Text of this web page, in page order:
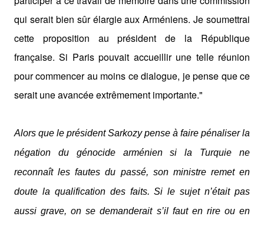
qui serait bien sûr élargie aux Arméniens. Je soumettrai
cette proposition au président de la République
française. Si Paris pouvait accueillir une telle réunion
pour commencer au moins ce dialogue, je pense que ce
serait une avancée extrêmement importante."
Alors que le président Sarkozy pense à faire pénaliser la
négation du génocide arménien si la Turquie ne
reconnaît les fautes du passé, son ministre remet en
doute la qualification des faits. Si le sujet n’était pas
aussi grave, on se demanderait s’il faut en rire ou en